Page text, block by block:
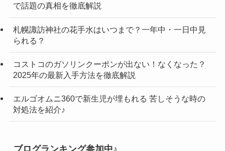
で話題の真相を徹底解説
札幌諏訪神社の花手水はいつまで？一年中・一日中見
られる？
コストコのガソリンクーポンが出ない！なくなった？
2025年の最新入手方法を徹底解説
エルゴオムニ360で新生児が埋もれる 苦しそうな時の
対処法を紹介♪